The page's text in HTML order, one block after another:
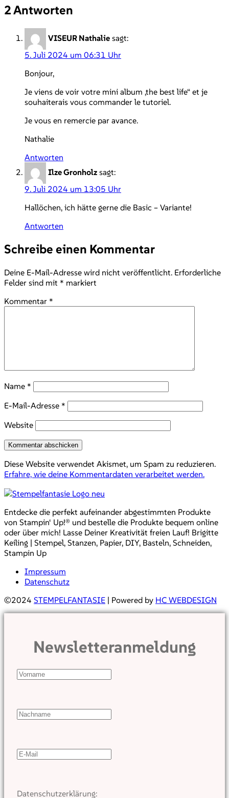
2 Antworten
VISEUR Nathalie sagt:
5. Juli 2024 um 06:31 Uhr
Bonjour,
Je viens de voir votre mini album ‚the best life“ et je
souhaiterais vous commander le tutoriel.
Je vous en remercie par avance.
Nathalie
Antworten
Ilze Gronholz sagt:
9. Juli 2024 um 13:05 Uhr
Hallöchen, ich hätte gerne die Basic – Variante!
Antworten
Schreibe einen Kommentar
Deine E-Mail-Adresse wird nicht veröffentlicht. Erforderliche
Felder sind mit * markiert
Kommentar *
Name *
E-Mail-Adresse *
Website
Diese Website verwendet Akismet, um Spam zu reduzieren.
Erfahre, wie deine Kommentardaten verarbeitet werden.
Entdecke die perfekt aufeinander abgestimmten Produkte
von Stampin‘ Up!® und bestelle die Produkte bequem online
oder über mich! Lasse Deiner Kreativität freien Lauf! Brigitte
Keiling | Stempel, Stanzen, Papier, DIY, Basteln, Schneiden,
Stampin Up
Impressum
Datenschutz
©2024 STEMPELFANTASIE | Powered by HC WEBDESIGN
Newsletteranmeldung
Datenschutzerklärung: